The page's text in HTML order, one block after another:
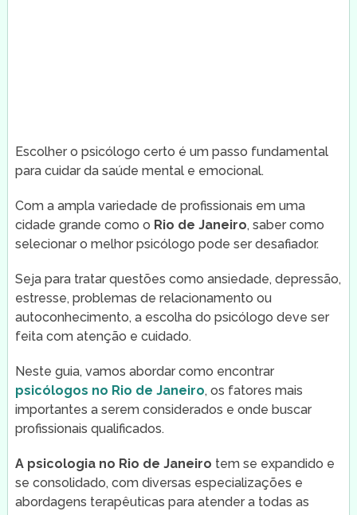
Escolher o psicólogo certo é um passo fundamental
para cuidar da saúde mental e emocional.
Com a ampla variedade de profissionais em uma
cidade grande como o Rio de Janeiro, saber como
selecionar o melhor psicólogo pode ser desafiador.
Seja para tratar questões como ansiedade, depressão,
estresse, problemas de relacionamento ou
autoconhecimento, a escolha do psicólogo deve ser
feita com atenção e cuidado.
Neste guia, vamos abordar como encontrar
psicólogos no Rio de Janeiro, os fatores mais
importantes a serem considerados e onde buscar
profissionais qualificados.
A psicologia no Rio de Janeiro tem se expandido e
se consolidado, com diversas especializações e
abordagens terapêuticas para atender a todas as